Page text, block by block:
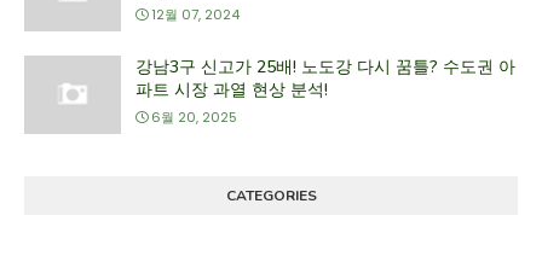
12월 07, 2024
강남3구 신고가 25배! 노도강 다시 꿈틀? 수도권 아
파트 시장 과열 현상 분석!
6월 20, 2025
CATEGORIES